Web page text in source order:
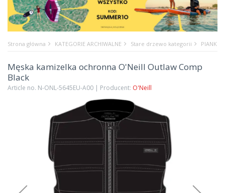
Strona główna KATEGORIE ARCHIWALNE Stare drzewo kategorii PIANKI
Męska kamizelka ochronna O'Neill Outlaw Comp
Black
Article no. N-ONL-5645EU-A00 | Producent: O'Neill